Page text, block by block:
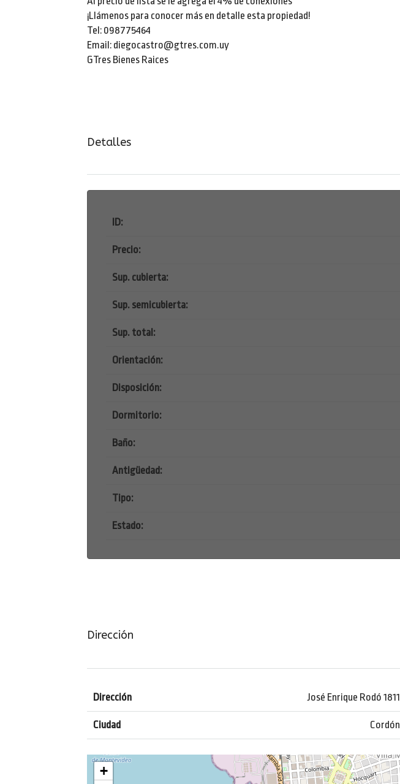
¡Llámenos para conocer más en detalle esta propiedad!
Tel: 098775464
Email: diegocastro@gtres.com.uy
GTres Bienes Raices
Detalles
ID:
Precio:
Sup. cubierta:
Sup. semicubierta:
Sup. total:
Orientación:
Disposición:
Dormitorio:
Baño:
Antigüedad:
Tipo:
Estado:
Dirección
Dirección José Enrique Rodó 1811
Ciudad Cordón
+